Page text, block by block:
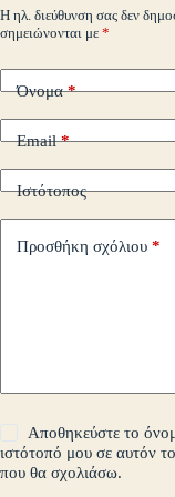
Η ηλ. διεύθυνση σας δεν
σημειώνονται με *
Όνομα*
Email*
Ιστότοπος
Προσθήκη σχόλιου *
Αποθηκεύστε το
ιστότοπό μου σε αυτόν
που θα σχολιάσω.